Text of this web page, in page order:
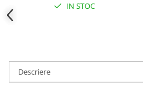
IN STOC
Descriere